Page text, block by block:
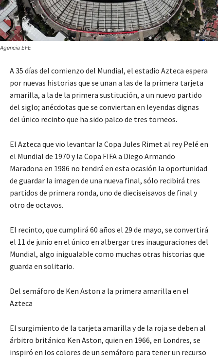
Agencia EFE
A 35 días del comienzo del Mundial, el estadio Azteca espera
por nuevas historias que se unan a las de la primera tarjeta
amarilla, a la de la primera sustitución, a un nuevo partido
del siglo; anécdotas que se conviertan en leyendas dignas
del único recinto que ha sido palco de tres torneos.
El Azteca que vio levantar la Copa Jules Rimet al rey Pelé en
el Mundial de 1970 y la Copa FIFA a Diego Armando
Maradona en 1986 no tendrá en esta ocasión la oportunidad
de guardar la imagen de una nueva final, sólo recibirá tres
partidos de primera ronda, uno de dieciseisavos de final y
otro de octavos.
El recinto, que cumplirá 60 años el 29 de mayo, se convertirá
el 11 de junio en el único en albergar tres inauguraciones del
Mundial, algo inigualable como muchas otras historias que
guarda en solitario.
Del semáforo de Ken Aston a la primera amarilla en el
Azteca
El surgimiento de la tarjeta amarilla y de la roja se deben al
árbitro británico Ken Aston, quien en 1966, en Londres, se
inspiró en los colores de un semáforo para tener un recurso